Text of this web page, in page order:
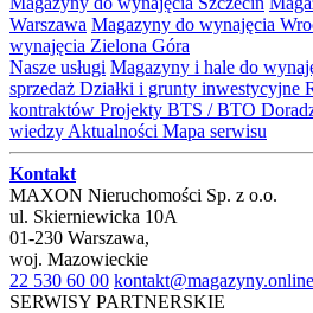
Warszawa Magazyny do wynajęcia
wynajęcia Zielona Góra
Nasze usługi Magazyny i hale do
sprzedaż Działki i grunty inwestycyjne
kontraktów Projekty BTS / BTO
wiedzy Aktualności Mapa serwisu
Kontakt
MAXON Nieruchomości Sp. z o.o.
ul. Skierniewicka 10A
01-230 Warszawa,
woj. Mazowieckie
22 530 60 00 kontakt@magazyny.online
SERWISY PARTNERSKIE